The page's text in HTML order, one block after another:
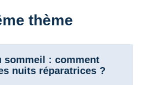
thème
sommeil : comment
nuits réparatrices ?